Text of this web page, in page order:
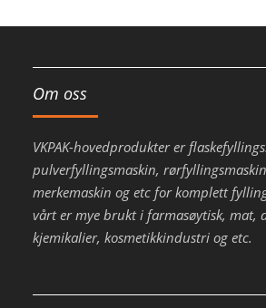
Om oss
VKPAK-hovedprodukter er
pulverfyllingsmaskin,
merkemaskin og etc for komplett
vårt er mye brukt i farmasøytisk, mat,
kjemikalier, kosmetikkindustri og etc.